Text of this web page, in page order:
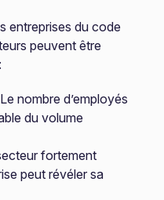
entreprises du code
peuvent être
nombre d’employés
du volume
fortement
peut révéler sa